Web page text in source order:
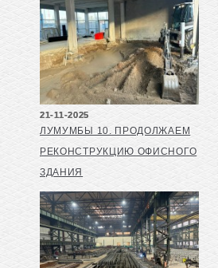
21-11-2025
ЛУМУМБЫ 10. ПРОДОЛЖАЕМ
РЕКОНСТРУКЦИЮ ОФИСНОГО
ЗДАНИЯ